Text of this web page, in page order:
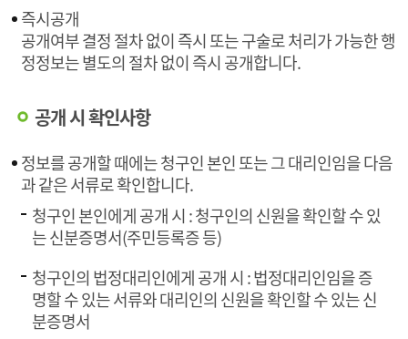
즉시공개
공개여부 결정 절차 없이 즉시 또는 구술로 처리가 가능한 행
정정보는 별도의 절차 없이 즉시 공개합니다.
공개 시 확인사항
정보를 공개할 때에는 청구인 본인 또는 그 대리인임을 다음
과 같은 서류로 확인합니다.
청구인 본인에게 공개 시 : 청구인의 신원을 확인할 수 있
는 신분증명서(주민등록증 등)
청구인의 법정대리인에게 공개 시 : 법정대리인임을 증
명할 수 있는 서류와 대리인의 신원을 확인할 수 있는 신
분증명서